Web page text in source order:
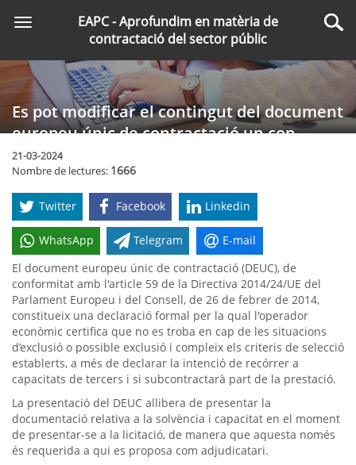
principal
Toggle
EAPC - Aprofundim en matèria de
contractació del sector públic
Es pot modificar el contingut del document
europeu únic de contractació un cop
presentat?
21-03-2024
Nombre de lectures: 1666
Twitter Facebook Linkedin
WhatsApp Telegram
E-mail
El document europeu únic de contractació (DEUC), de
conformitat amb l'article 59 de la Directiva 2014/24/UE del
Parlament Europeu i del Consell, de 26 de febrer de 2014,
constitueix una declaració formal per la qual l'operador
econòmic certifica que no es troba en cap de les situacions
d’exclusió o possible exclusió i compleix els criteris de selecció
establerts, a més de declarar la intenció de recórrer a
capacitats de tercers i si subcontractarà part de la prestació.
La presentació del DEUC allibera de presentar la
documentació relativa a la solvència i capacitat en el moment
de presentar-se a la licitació, de manera que aquesta només
és requerida a qui es proposa com adjudicatari.